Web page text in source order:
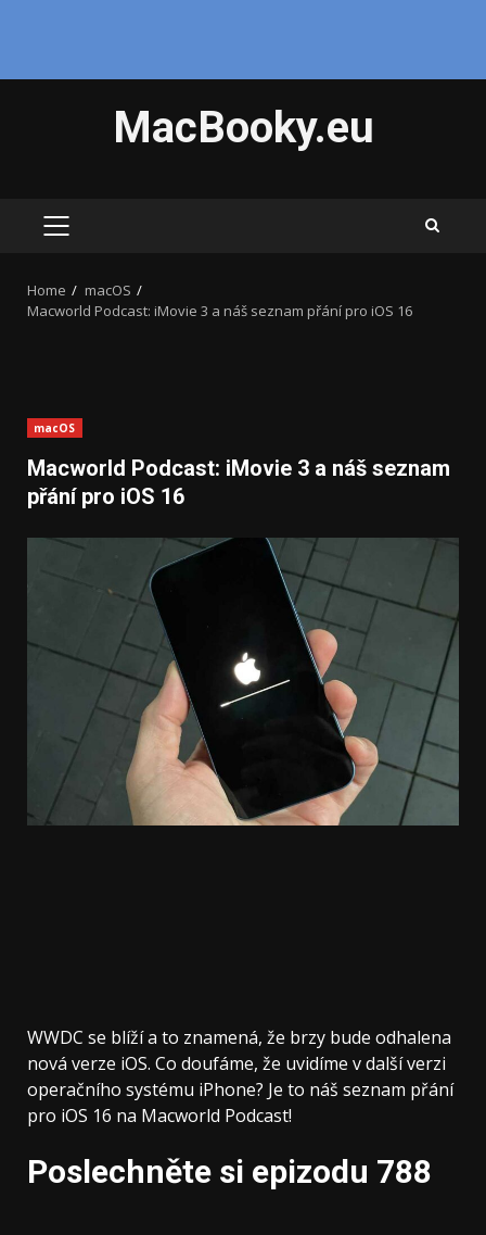
MacBooky.eu
PRIMARY
Home
macOS
Macworld Podcast: iMovie 3 a náš seznam přání pro iOS 16
macOS
Macworld Podcast: iMovie 3 a náš seznam
přání pro iOS 16
WWDC se blíží a to znamená, že brzy bude odhalena
nová verze iOS. Co doufáme, že uvidíme v další verzi
operačního systému iPhone? Je to náš seznam přání
pro iOS 16 na Macworld Podcast!
Poslechněte si epizodu 788